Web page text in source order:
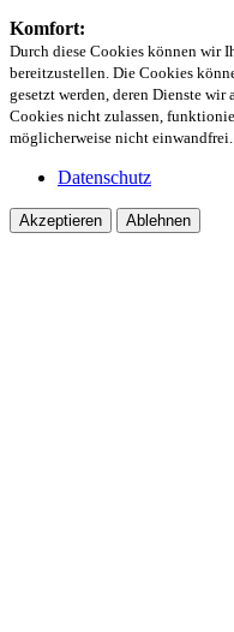
Komfort:
Durch diese Cookies können wir
bereitzustellen. Die Cookies
gesetzt werden, deren Dienste wir
Cookies nicht zulassen,
möglicherweise nicht einwandfrei.
Datenschutz
Akzeptieren Ablehnen